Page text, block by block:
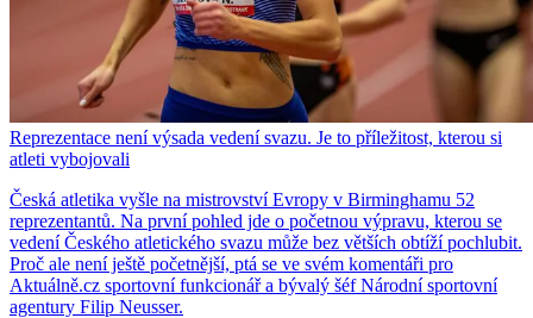
Reprezentace není výsada vedení svazu. Je to příležitost, kterou si
atleti vybojovali
Česká atletika vyšle na mistrovství Evropy v Birminghamu 52
reprezentantů. Na první pohled jde o početnou výpravu, kterou se
vedení Českého atletického svazu může bez větších obtíží pochlubit.
Proč ale není ještě početnější, ptá se ve svém komentáři pro
Aktuálně.cz sportovní funkcionář a bývalý šéf Národní sportovní
agentury Filip Neusser.